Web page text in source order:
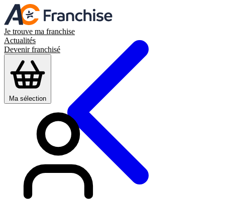
Je trouve ma franchise
Actualités
Devenir franchisé
Ma sélection